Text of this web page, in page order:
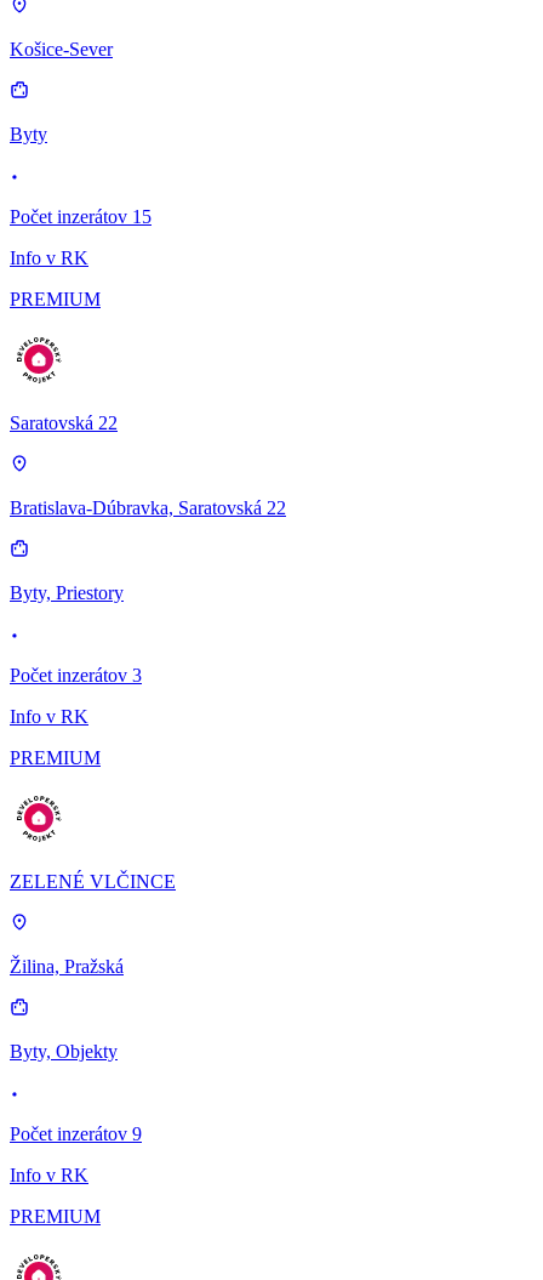
Košice-Sever
Byty
Počet inzerátov 15
Info v RK
PREMIUM
Saratovská 22
Bratislava-Dúbravka, Saratovská 22
Byty, Priestory
Počet inzerátov 3
Info v RK
PREMIUM
ZELENÉ VLČINCE
Žilina, Pražská
Byty, Objekty
Počet inzerátov 9
Info v RK
PREMIUM